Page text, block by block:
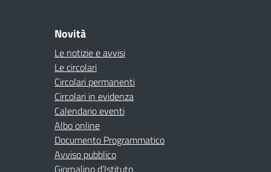
Novità
Le notizie e avvisi
Le circolari
Circolari permanenti
Circolari in evidenza
Calendario eventi
Albo online
Documento Programmatico
Avviso pubblico
Giornalino d’Istituto